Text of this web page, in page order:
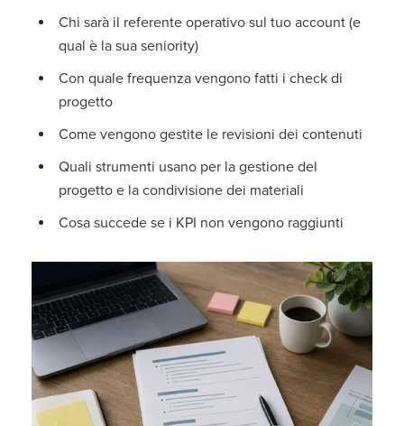
Chi sarà il referente operativo sul tuo account (e
qual è la sua seniority)
Con quale frequenza vengono fatti i check di
progetto
Come vengono gestite le revisioni dei contenuti
Quali strumenti usano per la gestione del
progetto e la condivisione dei materiali
Cosa succede se i KPI non vengono raggiunti